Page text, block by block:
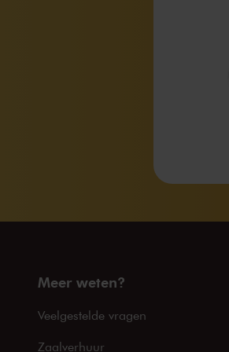
Meer weten?
Veelgestelde vragen
Zaalverhuur